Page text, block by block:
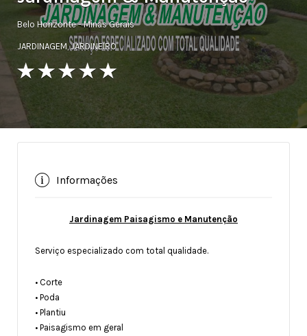
Belo Horizonte - Minas Gerais
JARDINAGEM,JARDINEIRO
Informações
Jardinagem Paisagismo e Manutenção
Serviço especializado com total qualidade.
• Corte
• Poda
• Plantiu
• Paisagismo em geral